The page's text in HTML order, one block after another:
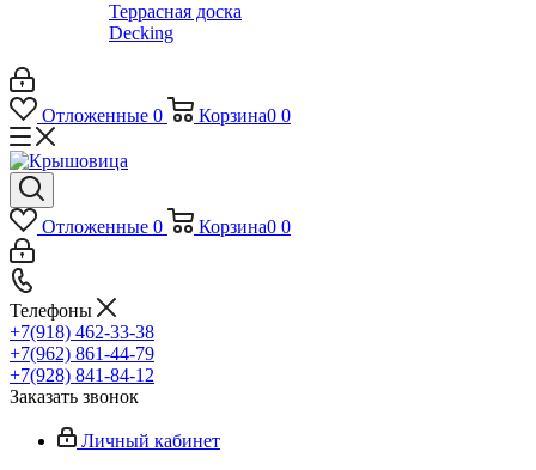
Террасная доска
Decking
Отложенные 0 Корзина0 0
Отложенные 0 Корзина0 0
Телефоны
+7(918) 462-33-38
+7(962) 861-44-79
+7(928) 841-84-12
Заказать звонок
Личный кабинет